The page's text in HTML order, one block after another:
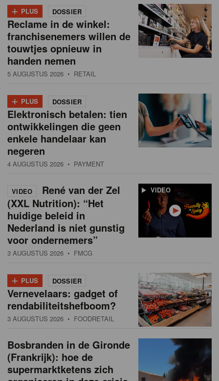
+ PLUS DOSSIER
Reclame in de winkel:
franchisenemers willen de
touwtjes opnieuw in
handen nemen
5 AUGUSTUS 2026 • RETAIL
+ PLUS DOSSIER
Elektronisch betalen: tien
ontwikkelingen die geen
enkele handelaar kan
negeren
4 AUGUSTUS 2026 • PAYMENT
VIDEO
VIDEO
René van der Zel
(XXL Nutrition): “Het
huidige beleid in
Nederland is niet gunstig
voor ondernemers”
3 AUGUSTUS 2026 • FMCG
+ PLUS DOSSIER
Vernevelaars: gadget of
rendabiliteitshefboom?
3 AUGUSTUS 2026 • FOODRETAIL
Bosbranden in de Gironde
(Frankrijk): hoe de
supermarktketens zich